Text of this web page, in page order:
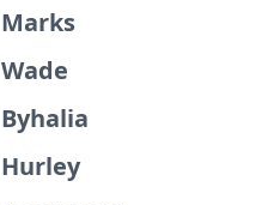
Marks
Wade
Byhalia
Hurley